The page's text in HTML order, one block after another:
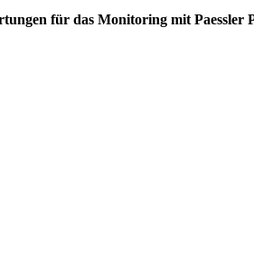
für das Monitoring mit Paessler